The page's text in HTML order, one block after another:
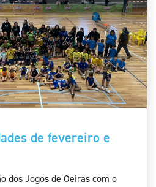
de fevereiro e
dos Jogos de Oeiras com o